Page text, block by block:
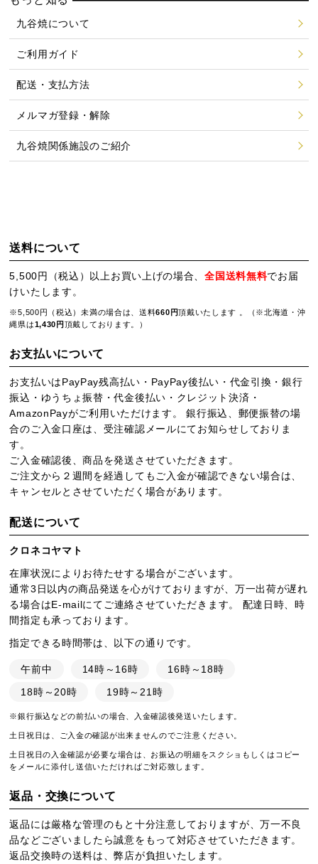
九谷焼について
ご利用ガイド
配送・支払方法
メルマガ登録・解除
九谷焼関係施設のご紹介
送料について
5,500円（税込）以上お買い上げの場合、全国送料無料でお届
けいたします。
※5,500円（税込）未満の場合は、送料660円頂戴いたします 。（※北海道・沖
縄県は1,430円 頂戴しております。）
お支払いについて
お支払いはPayPay残高払い・PayPay後払い・代金引換・銀行
振込・ゆうちょ振替・代金後払い・クレジット決済・
AmazonPayがご利用いただけます。 銀行振込、郵便振替の場
合のご入金口座は、受注確認メールにてお知らせしておりま
す。
ご入金確認後、商品を発送させていただきます。
ご注文から２週間を経過してもご入金が確認できない場合は、
キャンセルとさせていただく場合があります。
配送について
クロネコヤマト
在庫状況によりお待たせする場合がございます。
通常3日以内の商品発送を心がけておりますが、万一出荷が遅れ
る場合はE-mailにてご連絡させていただきます。 配達日時、時
間指定も承っております。
指定できる時間帯は、以下の通りです。
午前中 14時～16時
16時～18時
18時～20時
19時～21時
※銀行振込などの前払いの場合、入金確認後発送いたします。
土日祝日は、ご入金の確認が出来ませんのでご注意ください。
土日祝日の入金確認が必要な場合は、お振込の明細をスクショもしくはコピー
をメールに添付し送信いただければご対応致します。
返品・交換について
返品には厳格な管理のもと十分注意しておりますが、万一不良
品などございましたら誠意をもって対応させていただきます。
返品交換時の送料は、弊店が負担いたします。